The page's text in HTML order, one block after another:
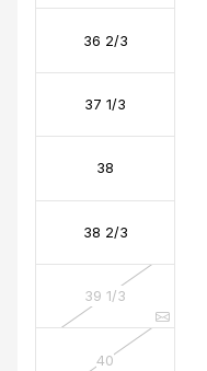
36 2/3
37 1/3
38
38 2/3
39 1/3
40